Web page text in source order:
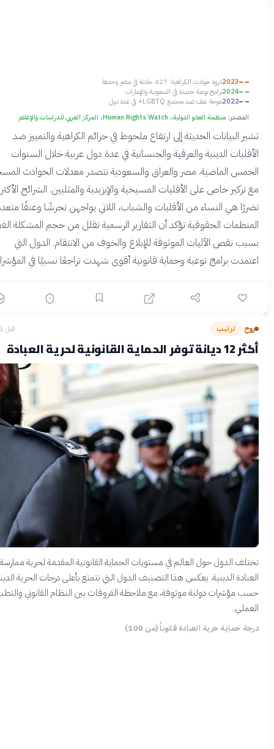
2023ذروة حوادث الكراهية: 427 حادثة في مصر وحدها
2024برامج توعية جديدة في السعودية والإمارات
2022موجة عنف ضد مجتمع LGBTQ+ في عدة دول
منظمة العفو الدولية، Human Rights Watch، المركز العربي للدراسات والإعلام
البيانات الحديثة إلى ارتفاع ملحوظ في جرائم الكراهية والتمييز ضد
الدينية والعرقية والجنسانية في عدة دول عربية خلال السنوات
الماضية. مصر والعراق والسعودية تتصدر معدلات الحوادث المسجلة،
خاص على الأقليات المسيحية والإيزيدية والمثليين. الشرائح الأكثر
هي النساء من الأقليات والشباب، اللاتي يواجهن تحرشًا وعنفًا متعددًا.
الحقوقية تؤكد أن التقارير الرسمية تقلل من حجم المشكلة الفعلي
نقص الآليات الموثوقة للإبلاغ والخوف من الانتقام. الدول التي
برامج توعية وحماية قانونية أقوى شهدت تراجعًا نسبيًا في المؤشرات.
ترتيب
الدول حول العالم في مستويات الحماية القانونية المقدمة لحرية ممارسة
الدينية. يعكس هذا التصنيف الدول التي تتمتع بأعلى درجات الحرية الدينية
مؤشرات دولية موثوقة، مع ملاحظة الفروقات بين النظام القانوني والتطبيق
حماية حرية العبادة قانوناً (من 100)